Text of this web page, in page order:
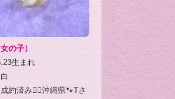
の子）
生まれ
白
成約済み🙇‍♂️沖縄県🐾Tさ